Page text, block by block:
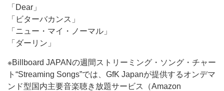
「Dear」
「ビターバカンス」
「ニュー・マイ・ノーマル」
「ダーリン」
※Billboard JAPANの週間ストリーミング・ソング・チャー
ト“Streaming Songs”では、GfK Japanが提供するオンデマ
ンド型国内主要音楽聴き放題サービス（Amazon